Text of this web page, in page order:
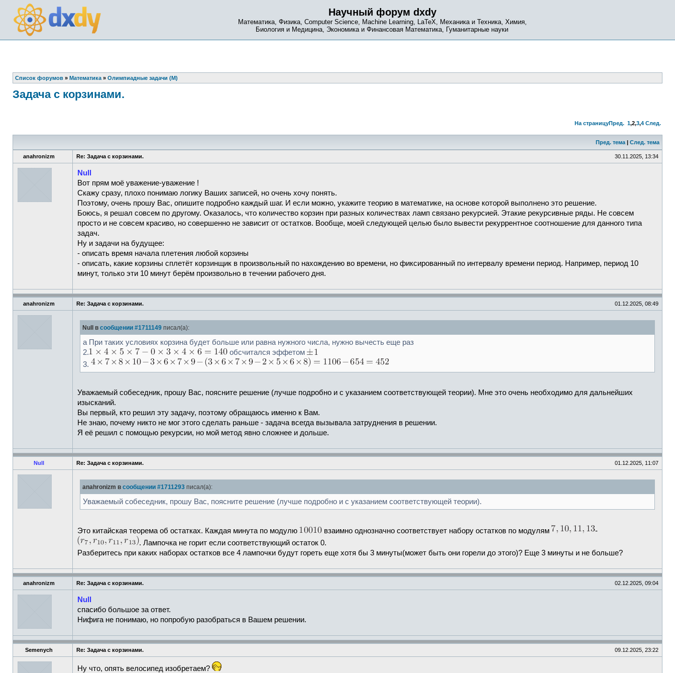
Научный форум dxdy
Математика, Физика, Computer Science, Machine Learning, LaTeX, Механика и Техника, Химия,
Биология и Медицина, Экономика и Финансовая Математика, Гуманитарные науки
Список форумов » Математика » Олимпиадные задачи (М)
Задача с корзинами.
На страницуПред. 1,2,3,4 След.
Пред. тема | След. тема
anahronizm Re: Задача с корзинами. 30.11.2025, 13:34
Null
Вот прям моё уважение-уважение !
Скажу сразу, плохо понимаю логику Ваших записей, но очень хочу понять.
Поэтому, очень прошу Вас, опишите подробно каждый шаг. И если можно, укажите теорию в математике, на основе которой выполнено это решение.
Боюсь, я решал совсем по другому. Оказалось, что количество корзин при разных количествах ламп связано рекурсией. Этакие рекурсивные ряды. Не совсем
просто и не совсем красиво, но совершенно не зависит от остатков. Вообще, моей следующей целью было вывести рекуррентное соотношение для данного типа
задач.
Ну и задачи на будущее:
- описать время начала плетения любой корзины
- описать, какие корзины сплетёт корзинщик в произвольный по нахождению во времени, но фиксированный по интервалу времени период. Например, период 10
минут, только эти 10 минут берём произвольно в течении рабочего дня.
anahronizm Re: Задача с корзинами. 01.12.2025, 08:49
Null в сообщении #1711149 писал(а):
а При таких условиях корзина будет больше или равна нужного числа, нужно вычесть еще раз
2.
обсчитался эффетом
3.
Уважаемый собеседник, прошу Вас, поясните решение (лучше подробно и с указанием соответствующей теории). Мне это очень необходимо для дальнейших
изысканий.
Вы первый, кто решил эту задачу, поэтому обращаюсь именно к Вам.
Не знаю, почему никто не мог этого сделать раньше - задача всегда вызывала затруднения в решении.
Я её решил с помощью рекурсии, но мой метод явно сложнее и дольше.
Null Re: Задача с корзинами. 01.12.2025, 11:07
anahronizm в сообщении #1711293 писал(а):
Уважаемый собеседник, прошу Вас, поясните решение (лучше подробно и с указанием соответствующей теории).
Это китайская теорема об остатках. Каждая минута по модулю взаимно однозначно соответствует набору остатков по модулям
-
. Лампочка не горит если соответствующий остаток 0.
Разберитесь при каких наборах остатков все 4 лампочки будут гореть еще хотя бы 3 минуты(может быть они горели до этого)? Еще 3 минуты и не больше?
anahronizm Re: Задача с корзинами. 02.12.2025, 09:04
Null
спасибо большое за ответ.
Нифига не понимаю, но попробую разобраться в Вашем решении.
Semenych Re: Задача с корзинами. 09.12.2025, 23:22
Ну что, опять велосипед изобретаем?